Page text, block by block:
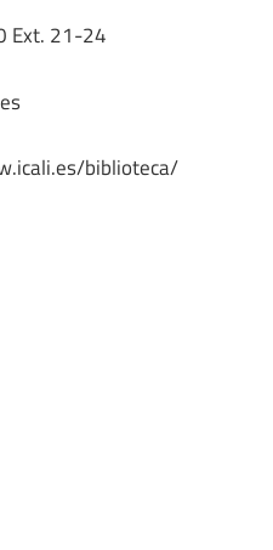
Ext. 21-24
biblioteca/